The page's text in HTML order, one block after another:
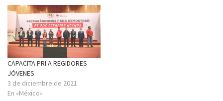
CAPACITA PRI A REGIDORES
JÓVENES
3 de diciembre de 2021
En «México»